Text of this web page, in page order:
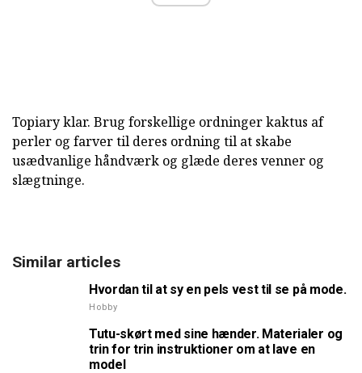
Topiary klar. Brug forskellige ordninger kaktus af
perler og farver til deres ordning til at skabe
usædvanlige håndværk og glæde deres venner og
slægtninge.
Similar articles
Hvordan til at sy en pels vest til se på mode.
Hobby
Tutu-skørt med sine hænder. Materialer og
trin for trin instruktioner om at lave en
model